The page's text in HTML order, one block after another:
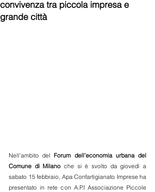
convivenza tra piccola impresa e
grande città
Nell’ambito del Forum dell’economia urbana del
Comune di Milano che si è svolto da giovedì a
sabato 15 febbraio, Apa Confartigianato Imprese ha
presentato in rete con A.P.I Associazione Piccole